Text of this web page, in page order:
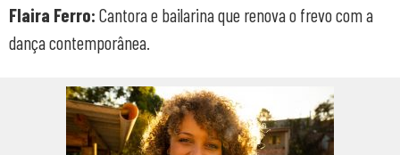
Flaira Ferro: Cantora e bailarina que renova o frevo com a
dança contemporânea.